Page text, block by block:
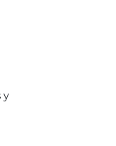
y